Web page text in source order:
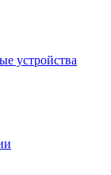
устройства